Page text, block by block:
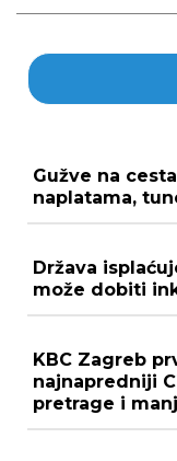
Gužve na
naplatama,
Država
može dobiti
KBC Zagreb
najnapredniji
pretrage i